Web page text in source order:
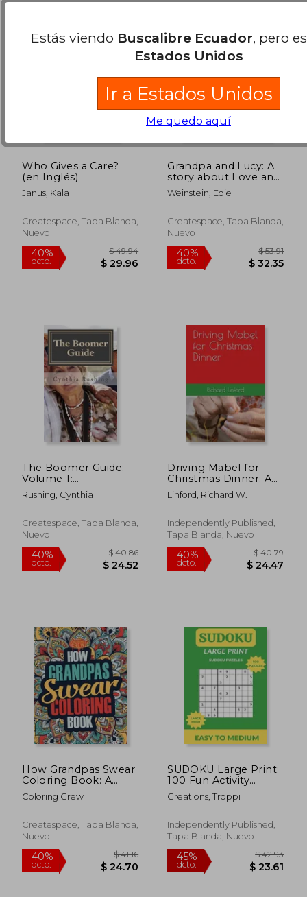
40%
dcto. $ 23.39
40%
dcto. $
Who Gives a Care?
(en Inglés)
Janus, Kala
Createspace, Tapa Blanda,
Nuevo
Grandpa and Lucy: A
story about Love and
Dementia (en Inglés)
Weinstein, Edie
Createspace, Tapa Blanda,
Nuevo
The Boomer Guide:
Volume 1:
Independence at
Home (en Inglés)
Rushing, Cynthia
Createspace, Tapa Blanda,
Nuevo
Driving Mabel for
Christmas Dinner: A
true story. A play. (en
Inglés)
Linford, Richard W.
Independently Published,
Tapa Blanda, Nuevo
How Grandpas Swear
Coloring Book: A
Funny, Irreverent,
Clean Swear Word
Book Gift Idea (en
Inglés)
Coloring Crew
Createspace, Tapa Blanda,
Nuevo
SUDOKU Large Print:
100 Fun Activity
Puzzles! (en Inglés)
Creations, Troppi
Independently Published,
Tapa Blanda, Nuevo
Estás viendo Buscalibre Ecuador, pero
Estados Unidos
Ir a Estados Unidos
Me quedo aquí